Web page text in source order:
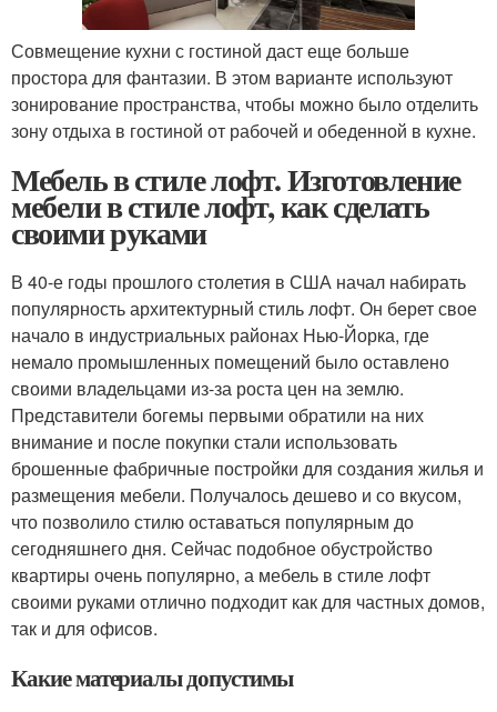
Совмещение кухни с гостиной даст еще больше
простора для фантазии. В этом варианте используют
зонирование пространства, чтобы можно было отделить
зону отдыха в гостиной от рабочей и обеденной в кухне.
Мебель в стиле лофт. Изготовление
мебели в стиле лофт, как сделать
своими руками
В 40-е годы прошлого столетия в США начал набирать
популярность архитектурный стиль лофт. Он берет свое
начало в индустриальных районах Нью-Йорка, где
немало промышленных помещений было оставлено
своими владельцами из-за роста цен на землю.
Представители богемы первыми обратили на них
внимание и после покупки стали использовать
брошенные фабричные постройки для создания жилья и
размещения мебели. Получалось дешево и со вкусом,
что позволило стилю оставаться популярным до
сегодняшнего дня. Сейчас подобное обустройство
квартиры очень популярно, а мебель в стиле лофт
своими руками отлично подходит как для частных домов,
так и для офисов.
Какие материалы допустимы